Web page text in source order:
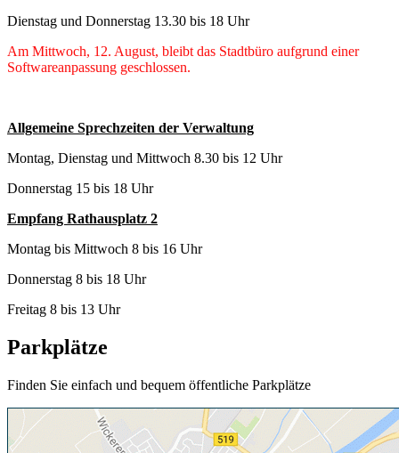
Dienstag und Donnerstag 13.30 bis 18 Uhr
Am Mittwoch, 12. August, bleibt das Stadtbüro aufgrund einer
Softwareanpassung geschlossen.
Allgemeine Sprechzeiten der Verwaltung
Montag, Dienstag und Mittwoch 8.30 bis 12 Uhr
Donnerstag 15 bis 18 Uhr
Empfang Rathausplatz 2
Montag bis Mittwoch 8 bis 16 Uhr
Donnerstag 8 bis 18 Uhr
Freitag 8 bis 13 Uhr
Parkplätze
Finden Sie einfach und bequem öffentliche Parkplätze